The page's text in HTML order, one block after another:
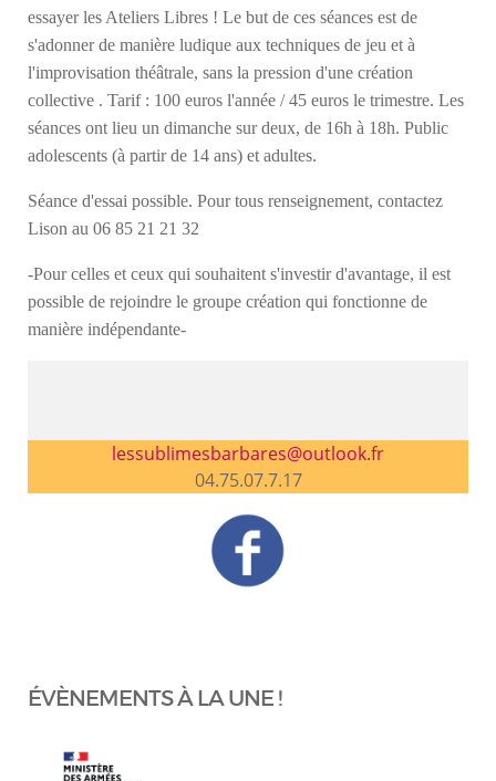
essayer les Ateliers Libres ! Le but de ces séances est de
s'adonner de manière ludique aux techniques de jeu et à
l'improvisation théâtrale, sans la pression d'une création
collective . Tarif : 100 euros l'année / 45 euros le trimestre. Les
séances ont lieu un dimanche sur deux, de 16h à 18h. Public
adolescents (à partir de 14 ans) et adultes.
Séance d'essai possible. Pour tous renseignement, contactez
Lison au 06 85 21 21 32
-Pour celles et ceux qui souhaitent s'investir d'avantage, il est
possible de rejoindre le groupe création qui fonctionne de
manière indépendante-
lessublimesbarbares@outlook.fr
04.75.07.7.17
ÉVÈNEMENTS À LA UNE !